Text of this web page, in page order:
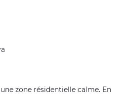
zone résidentielle calme. En